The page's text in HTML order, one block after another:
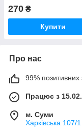
270 ₴
Купити
Про нас
99% позитивних
Працює з
м. Суми
Харківська